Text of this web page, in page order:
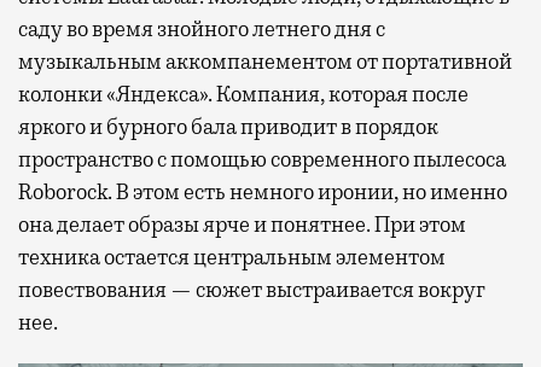
саду во время знойного летнего дня с
музыкальным аккомпанементом от портативной
колонки «Яндекса». Компания, которая после
яркого и бурного бала приводит в порядок
пространство с помощью современного пылесоса
Roborock. В этом есть немного иронии, но именно
она делает образы ярче и понятнее. При этом
техника остается центральным элементом
повествования — сюжет выстраивается вокруг
нее.